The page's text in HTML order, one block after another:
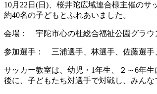
10月22日(日)、桜井陀広域連合様主催の
約40名の子どもとふれあいました。
会場： 宇陀市心の杜総合福祉公園グラウ
参加選手： 三浦選手、林選手、佐藤選手
サッカー教室は、幼児・1年生、２～6年
後に、子どもたち対選手で対戦し、みんな